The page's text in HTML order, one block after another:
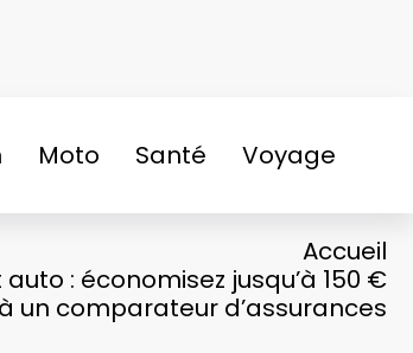
Moto Santé Voyage
Accueil
: économisez jusqu’à 150 €
un comparateur d’assurances